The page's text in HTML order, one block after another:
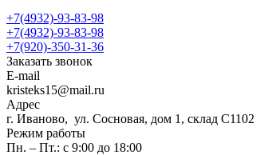
+7(4932)-93-83-98
+7(4932)-93-83-98
+7(920)-350-31-36
Заказать звонок
E-mail
kristeks15@mail.ru
Адрес
г. Иваново, ул. Сосновая, дом 1, склад С1102
Режим работы
Пн. – Пт.: с 9:00 до 18:00